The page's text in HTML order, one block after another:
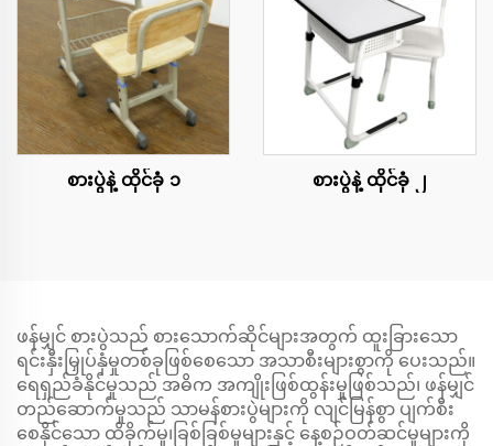
စားပွဲနဲ့ ထိုင်ခုံ ၁ စားပွဲနဲ့ ထိုင်ခုံ ၂
ဖန်မျှင် စားပွဲသည် စားသောက်ဆိုင်များအတွက် ထူးခြားသော
ရင်းနှီးမြှုပ်နှံမှုတစ်ခုဖြစ်စေသော အသာစီးများစွာကို ပေးသည်။
ရေရှည်ခံနိုင်မှုသည် အဓိက အကျိုးဖြစ်ထွန်းမှုဖြစ်သည်၊ ဖန်မျှင်
တည်ဆောက်မှုသည် သာမန်စားပွဲများကို လျင်မြန်စွာ ပျက်စီး
စေနိုင်သော ထိခိုက်မှု၊ခြစ်ခြစ်မှုများနှင့် နေ့စဉ်ဝတ်ဆင်မှုများကို